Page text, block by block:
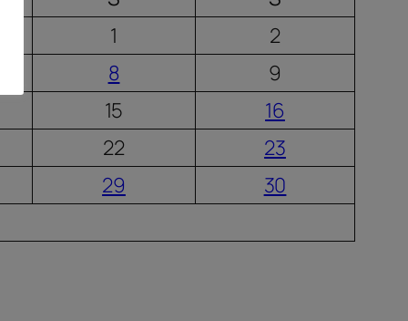
1
2
8
9
15
16
22
23
29
30